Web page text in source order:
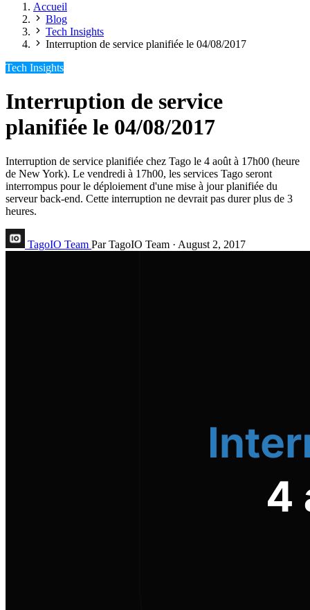
Accueil
Blog
Tech Insights
Interruption de service planifiée le 04/08/2017
Tech Insights
Interruption de service
planifiée le 04/08/2017
Interruption de service planifiée chez Tago le 4 août à 17h00 (heure
de New York). Le vendredi à 17h00, les services Tago seront
interrompus pour le déploiement d'une mise à jour planifiée du
serveur back-end. Cette interruption ne devrait pas durer plus de 3
heures.
TagoIO Team Par TagoIO Team · August 2, 2017